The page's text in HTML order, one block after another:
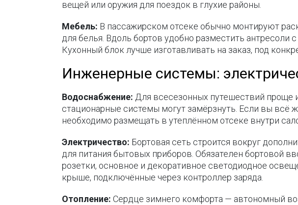
вещей или оружия для поездок в глухие районы.
Мебель: В пассажирском отсеке обычно монтируют
для белья. Вдоль бортов удобно разместить антресоли
Кухонный блок лучше изготавливать на заказ, под
Инженерные системы:
Водоснабжение: Для всесезонных путешествий проще
стационарные системы могут замёрзнуть. Если вы всё
необходимо размещать в утеплённом отсеке внутри
Электричество: Бортовая сеть строится вокруг
для питания бытовых приборов. Обязателен бортовой
розетки, основное и декоративное светодиодное
крыше, подключённые через контроллер заряда.
Отопление: Сердце зимнего комфорта — автономный